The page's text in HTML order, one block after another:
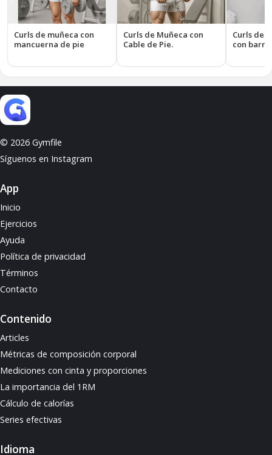
Curls de muñeca con
mancuerna de pie
Curls de Muñeca con
Cable de Pie.
Curls de
con
© 2026 Gymfile
Síguenos en Instagram
App
Inicio
Ejercicios
Ayuda
Política de privacidad
Términos
Contacto
Contenido
Articles
Métricas de composición corporal
Mediciones con cinta y proporciones
La importancia del 1RM
Cálculo de calorías
Series efectivas
Idioma